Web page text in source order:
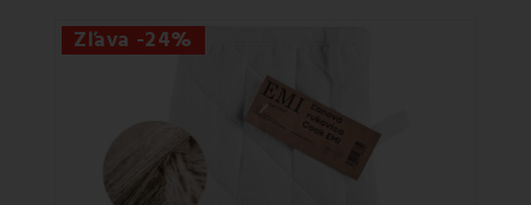
Zľava -24%